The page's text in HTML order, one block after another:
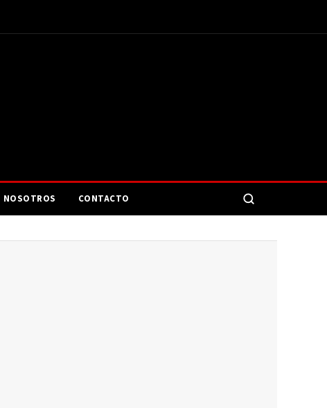
NOSOTROS CONTACTO